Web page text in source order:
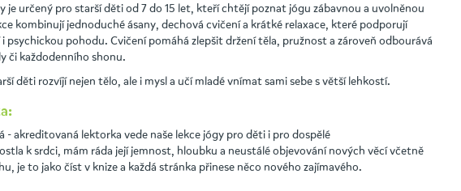
je určený pro starší děti od 7 do 15 let, kteří chtějí poznat jógu zábavnou a uvolněnou
kombinují jednoduché ásany, dechová cvičení a krátké relaxace, které podporují
psychickou pohodu. Cvičení pomáhá zlepšit držení těla, pružnost a zároveň odbourává
či každodenního shonu.
děti rozvíjí nejen tělo, ale i mysl a učí mladé vnímat sami sebe s větší lehkostí.
- akreditovaná lektorka vede naše lekce jógy pro děti i pro dospělé
k srdci, mám ráda její jemnost, hloubku a neustálé objevování nových věcí včetně
je to jako číst v knize a každá stránka přinese něco nového zajímavého.